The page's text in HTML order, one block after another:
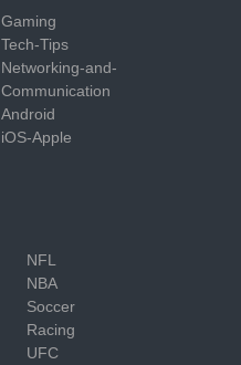
Gaming
Tech-Tips
Networking-and-
Communication
Android
iOS-Apple
NFL
NBA
Soccer
Racing
UFC